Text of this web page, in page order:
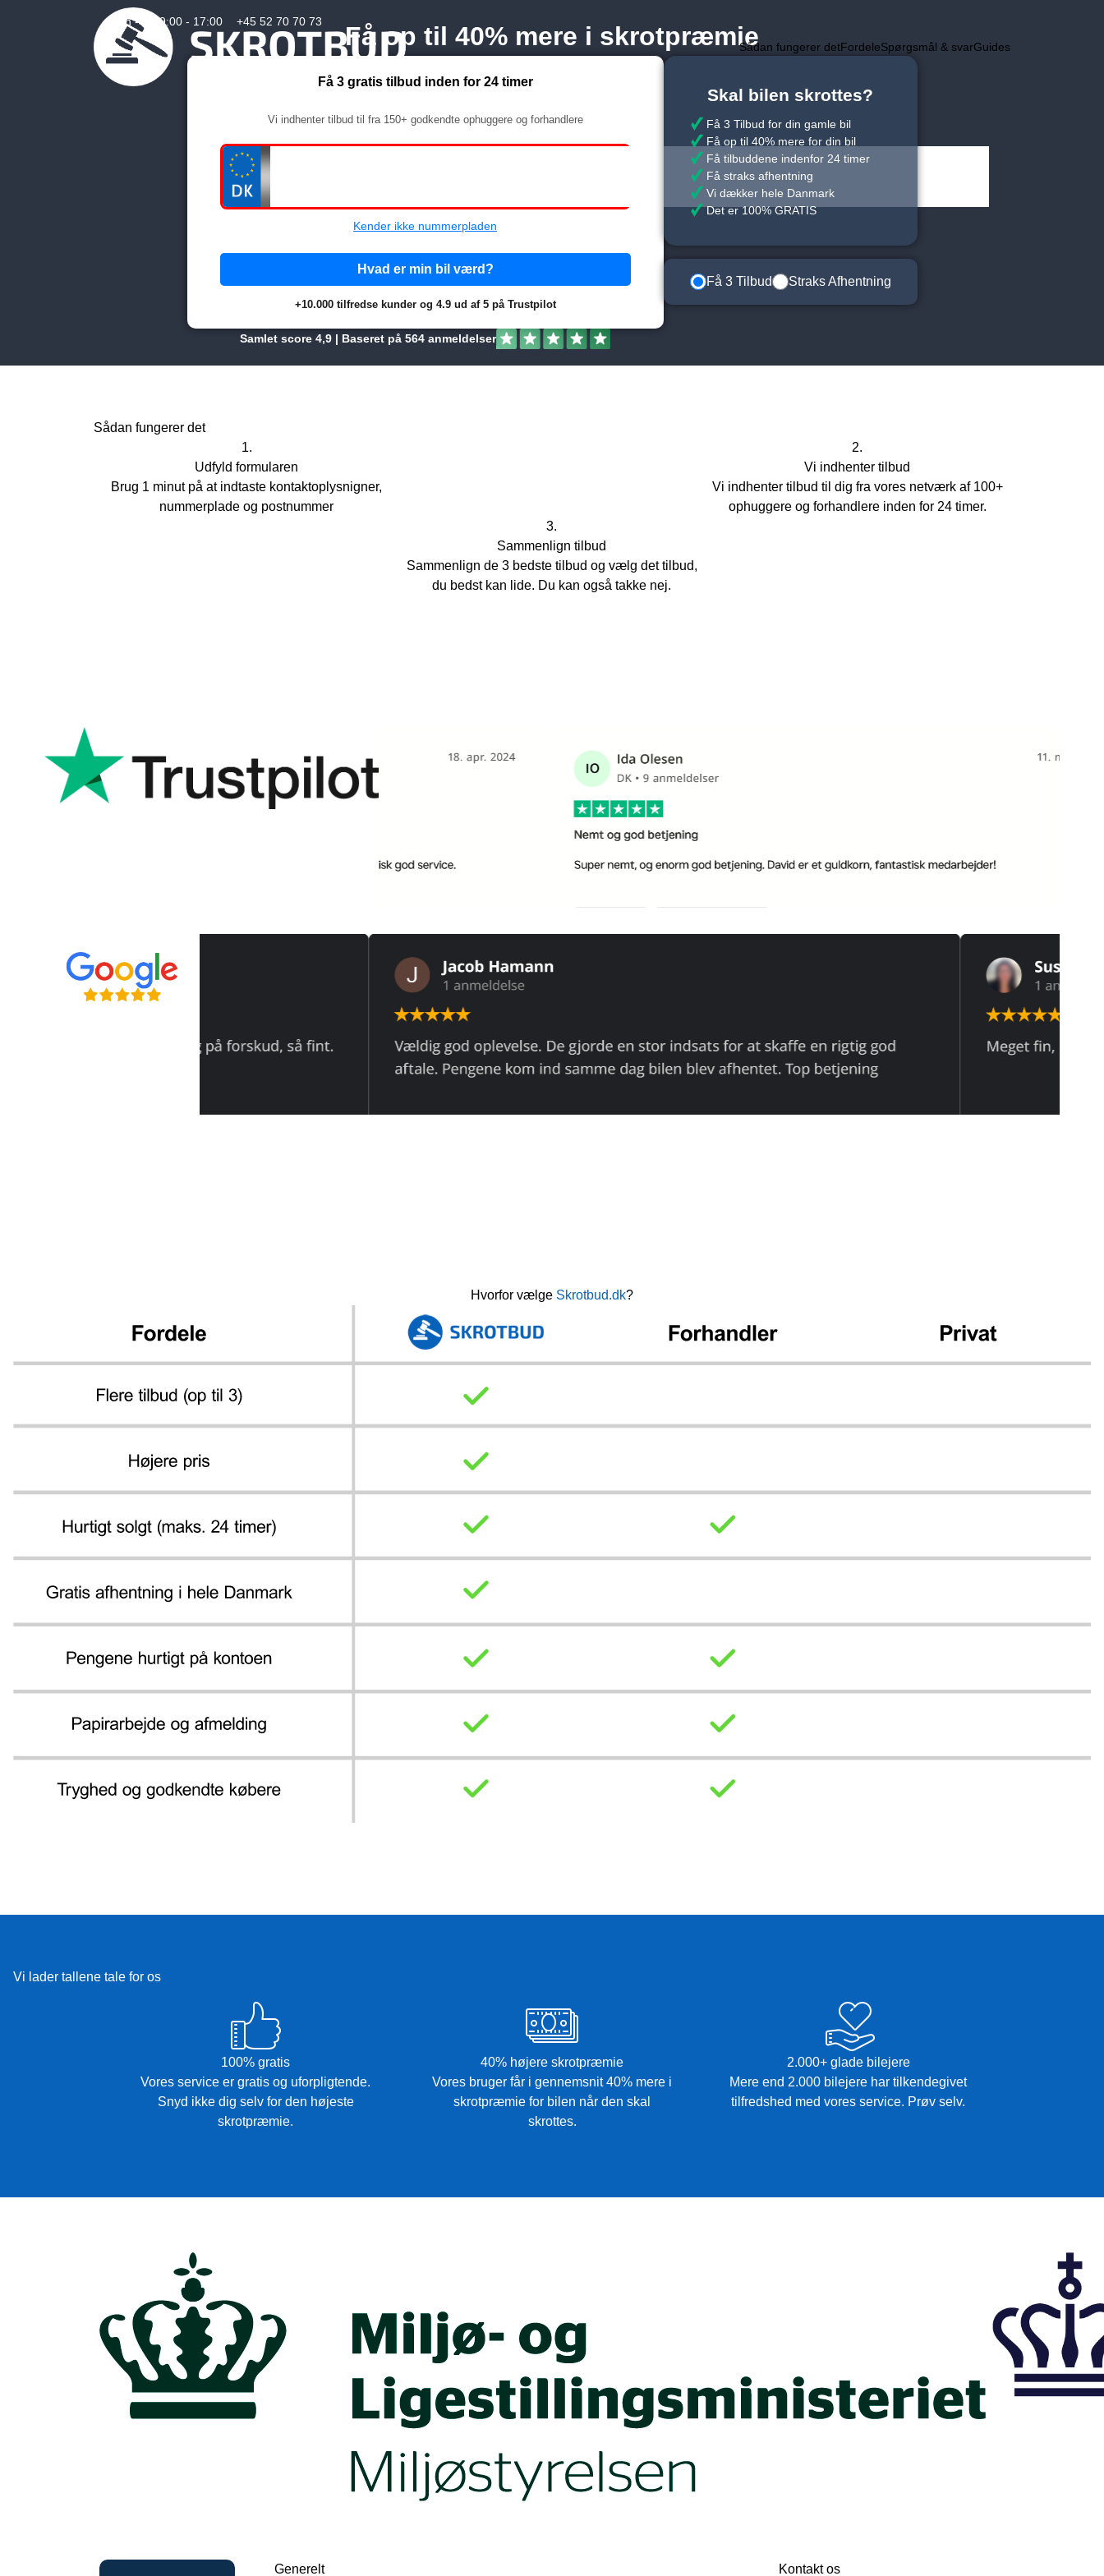
Man - fre:9:00 - 17:00
+45 52 70 70 73
Sådan fungerer detFordeleSpørgsmål & svarGuides
Få op til 40% mere i skrotpræmie
Få 3 gratis tilbud inden for 24 timer
Vi indhenter tilbud til fra 150+ godkendte ophuggere og forhandlere
Kender ikke nummerpladen
Hvad er min bil værd?
+10.000 tilfredse kunder og 4.9 ud af 5 på Trustpilot
Samlet score 4,9 | Baseret på 564 anmeldelser
Skal bilen skrottes?
Få 3 Tilbud for din gamle bil
Få op til 40% mere for din bil
Få tilbuddene indenfor 24 timer
Få straks afhentning
Vi dækker hele Danmark
Det er 100% GRATIS
Få 3 Tilbud Straks Afhentning
Sådan fungerer det
1.
Udfyld formularen
Brug 1 minut på at indtaste kontaktoplysnigner,
nummerplade og postnummer
2.
Vi indhenter tilbud
Vi indhenter tilbud til dig fra vores netværk af 100+
ophuggere og forhandlere inden for 24 timer.
3.
Sammenlign tilbud
Sammenlign de 3 bedste tilbud og vælg det tilbud,
du bedst kan lide. Du kan også takke nej.
Hvorfor vælge Skrotbud.dk?
Vi lader tallene tale for os
100% gratis
Vores service er gratis og uforpligtende.
Snyd ikke dig selv for den højeste
skrotpræmie.
40% højere skrotpræmie
Vores bruger får i gennemsnit 40% mere i
skrotpræmie for bilen når den skal
skrottes.
2.000+ glade bilejere
Mere end 2.000 bilejere har tilkendegivet
tilfredshed med vores service. Prøv selv.
Generelt
Kontakt os